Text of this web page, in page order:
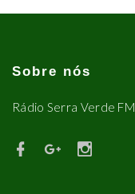
Sobre nós
Rádio Serra Verde FM